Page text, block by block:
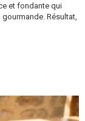
et fondante qui
Résultat,